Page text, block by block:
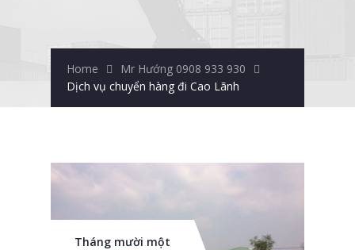
Home
Mr Hướng 0908 933 930
Dịch vụ chuyển hàng đi Cao Lãnh
Tháng mười một